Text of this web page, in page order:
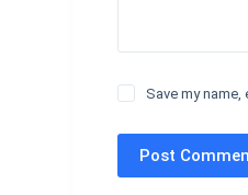
Save my
Post